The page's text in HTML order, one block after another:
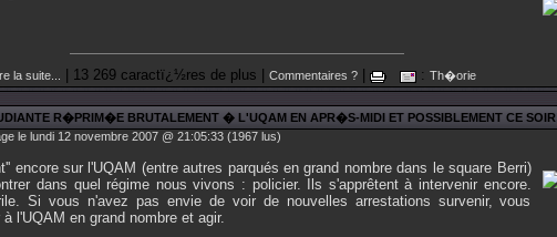
la suite... | 13 269 caractï¿½res de plus | Commentaires ?| : Th�orie
R�PRIM�E BRUTALEMENT � L'UQAM EN APR�S-MIDI ET POSSIBLEMENT CE SOIR
le lundi 12 novembre 2007 @ 21:05:33 (1967 lus)
encore sur l'UQAM (entre autres parqués en grand nombre dans le square Berri)
dans quel régime nous vivons : policier. Ils s'apprêtent à intervenir encore.
Si vous n'avez pas envie de voir de nouvelles arrestations survenir, vous
l'UQAM en grand nombre et agir.